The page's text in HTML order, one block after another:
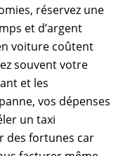
réservez une
et d’argent
voiture coûtent
souvent votre
et les
vos dépenses
un taxi
des fortunes car